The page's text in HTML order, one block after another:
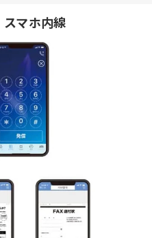
スマホ内線